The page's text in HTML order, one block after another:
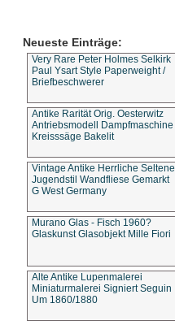
Neueste Einträge:
Very Rare Peter Holmes Selkirk
Paul Ysart Style Paperweight /
Briefbeschwerer
Antike Rarität Orig. Oesterwitz
Antriebsmodell Dampfmaschine
Kreisssäge Bakelit
Vintage Antike Herrliche Seltene
Jugendstil Wandfliese Gemarkt
G West Germany
Murano Glas - Fisch 1960?
Glaskunst Glasobjekt Mille Fiori
Alte Antike Lupenmalerei
Miniaturmalerei Signiert Seguin
Um 1860/1880